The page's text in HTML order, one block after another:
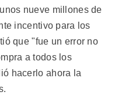
nueve millones de
incentivo para los
que "fue un error no
a todos los
hacerlo ahora la